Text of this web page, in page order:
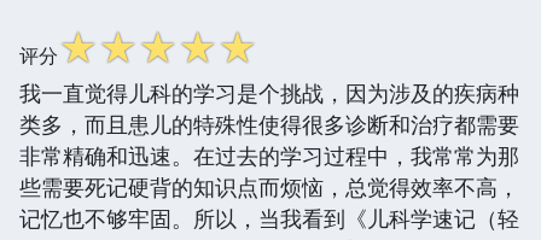
评分☆☆☆☆☆
我一直觉得儿科的学习是个挑战，因为涉及的疾病种
类多，而且患儿的特殊性使得很多诊断和治疗都需要
非常精确和迅速。在过去的学习过程中，我常常为那
些需要死记硬背的知识点而烦恼，总觉得效率不高，
记忆也不够牢固。所以，当我看到《儿科学速记（轻